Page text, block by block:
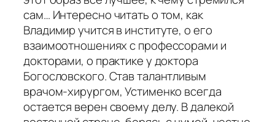
сам… Интересно читать о том, как
Владимир учится в институте, о его
взаимоотношениях с профессорами и
докторами, о практике у доктора
Богословского. Став талантливым
врачом-хирургом, Устименко всегда
остается верен своему делу. В далекой